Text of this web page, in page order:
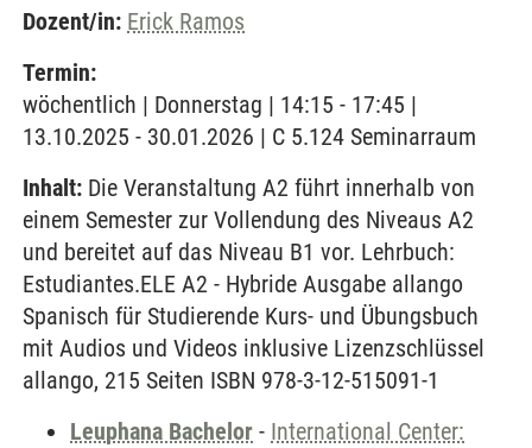
Dozent/in: Erick Ramos
Termin:
wöchentlich | Donnerstag | 14:15 - 17:45 |
13.10.2025 - 30.01.2026 | C 5.124 Seminarraum
Inhalt: Die Veranstaltung A2 führt innerhalb von
einem Semester zur Vollendung des Niveaus A2
und bereitet auf das Niveau B1 vor. Lehrbuch:
Estudiantes.ELE A2 - Hybride Ausgabe allango
Spanisch für Studierende Kurs- und Übungsbuch
mit Audios und Videos inklusive Lizenzschlüssel
allango, 215 Seiten ISBN 978-3-12-515091-1
Leuphana Bachelor - International Center: